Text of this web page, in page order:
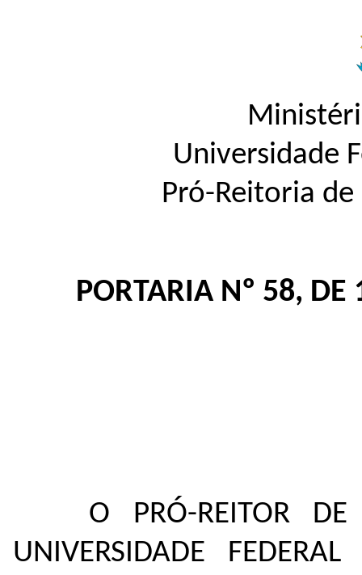
Universidade
Pró-Reitoria de
PORTARIA Nº 58,
O PRÓ-REITOR
UNIVERSIDADE